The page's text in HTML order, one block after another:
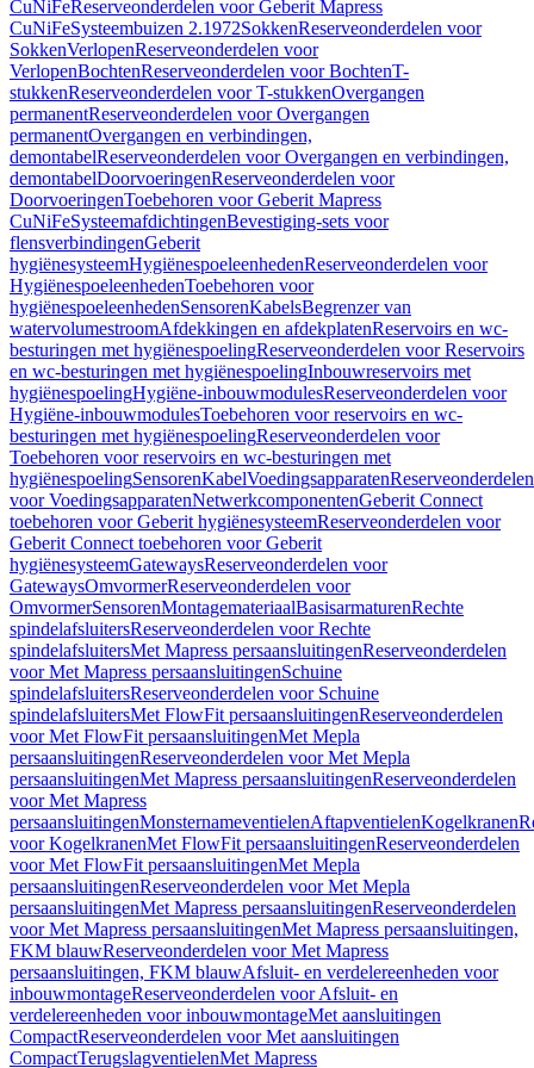
CuNiFeReserveonderdelen voor Geberit Mapress
CuNiFeSysteembuizen 2.1972SokkenReserveonderdelen voor
SokkenVerlopenReserveonderdelen voor
VerlopenBochtenReserveonderdelen voor BochtenT-
stukkenReserveonderdelen voor T-stukkenOvergangen
permanentReserveonderdelen voor Overgangen
permanentOvergangen en verbindingen,
demontabelReserveonderdelen voor Overgangen en verbindingen,
demontabelDoorvoeringenReserveonderdelen voor
DoorvoeringenToebehoren voor Geberit Mapress
CuNiFeSysteemafdichtingenBevestiging-sets voor
flensverbindingenGeberit
hygiënesysteemHygiënespoeleenhedenReserveonderdelen voor
HygiënespoeleenhedenToebehoren voor
hygiënespoeleenhedenSensorenKabelsBegrenzer van
watervolumestroomAfdekkingen en afdekplatenReservoirs en wc-
besturingen met hygiënespoelingReserveonderdelen voor Reservoirs
en wc-besturingen met hygiënespoelingInbouwreservoirs met
hygiënespoelingHygiëne-inbouwmodulesReserveonderdelen voor
Hygiëne-inbouwmodulesToebehoren voor reservoirs en wc-
besturingen met hygiënespoelingReserveonderdelen voor
Toebehoren voor reservoirs en wc-besturingen met
hygiënespoelingSensorenKabelVoedingsapparatenReserveonderdelen
voor VoedingsapparatenNetwerkcomponentenGeberit Connect
toebehoren voor Geberit hygiënesysteemReserveonderdelen voor
Geberit Connect toebehoren voor Geberit
hygiënesysteemGatewaysReserveonderdelen voor
GatewaysOmvormerReserveonderdelen voor
OmvormerSensorenMontagemateriaalBasisarmaturenRechte
spindelafsluitersReserveonderdelen voor Rechte
spindelafsluitersMet Mapress persaansluitingenReserveonderdelen
voor Met Mapress persaansluitingenSchuine
spindelafsluitersReserveonderdelen voor Schuine
spindelafsluitersMet FlowFit persaansluitingenReserveonderdelen
voor Met FlowFit persaansluitingenMet Mepla
persaansluitingenReserveonderdelen voor Met Mepla
persaansluitingenMet Mapress persaansluitingenReserveonderdelen
voor Met Mapress
persaansluitingenMonsternameventielenAftapventielenKogelkranen
voor KogelkranenMet FlowFit persaansluitingenReserveonderdelen
voor Met FlowFit persaansluitingenMet Mepla
persaansluitingenReserveonderdelen voor Met Mepla
persaansluitingenMet Mapress persaansluitingenReserveonderdelen
voor Met Mapress persaansluitingenMet Mapress persaansluitingen,
FKM blauwReserveonderdelen voor Met Mapress
persaansluitingen, FKM blauwAfsluit- en verdelereenheden voor
inbouwmontageReserveonderdelen voor Afsluit- en
verdelereenheden voor inbouwmontageMet aansluitingen
CompactReserveonderdelen voor Met aansluitingen
CompactTerugslagventielenMet Mapress